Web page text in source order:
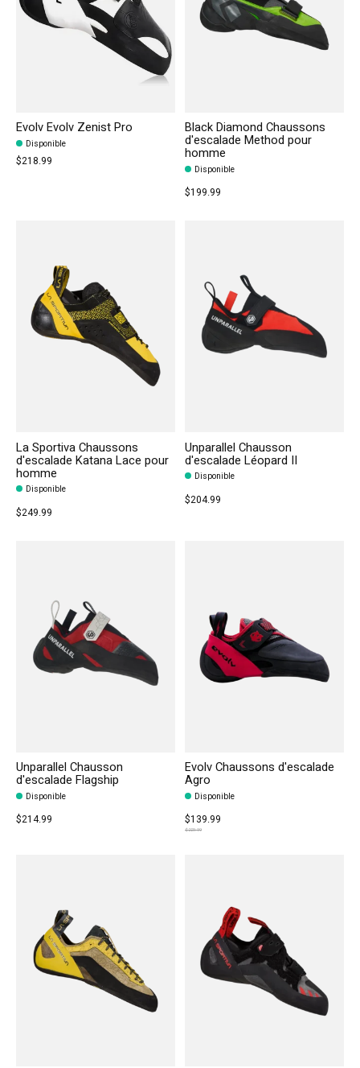
Evolv Evolv Zenist Pro
Disponible
$218.99
Black Diamond Chaussons
d'escalade Method pour
homme
Disponible
$199.99
La Sportiva Chaussons
d'escalade Katana Lace pour
homme
Disponible
$249.99
Unparallel Chausson
d'escalade Léopard II
Disponible
$204.99
Unparallel Chausson
d'escalade Flagship
Disponible
$214.99
Evolv Chaussons d'escalade
Agro
Disponible
$139.99
$229.99